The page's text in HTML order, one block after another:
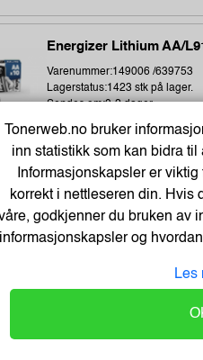
Energizer Lithium AA/
Varenummer:149006 /639753
Lagerstatus:1423 stk på lager.
Sendes om:0-2 dager
Earphones Saver 3.5
Varenummer:221353 /325-62
Tonerweb.no bruker
inn statistikk som kan bidra
Informasjonskapsler er
korrekt i nettleseren din. Hvis
godkjenner du bruken av
informasjonskapsler og
Les